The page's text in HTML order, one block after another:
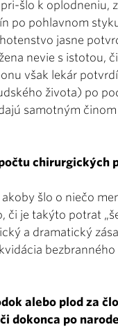
šlo k oplodneniu,
po pohlavnom
jasne
nevie s istotou,
však lekár
života) po
samotným
chirurgických
šlo o niečo
je takýto potrat
a dramatický
alebo plod za
dokonca po